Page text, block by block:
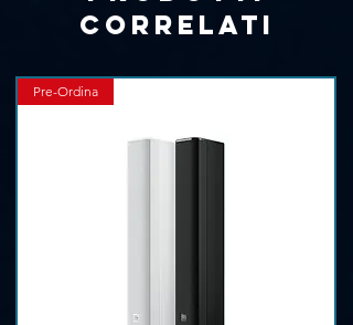
Peso: 29 chilogrammi
correlati
Pre-Ordina